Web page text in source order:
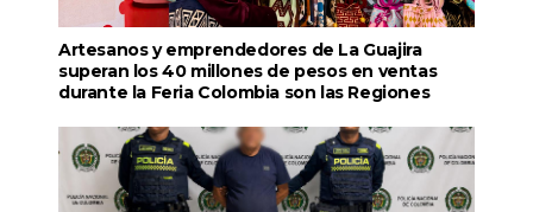
Artesanos y emprendedores de La Guajira
superan los 40 millones de pesos en ventas
durante la Feria Colombia son las Regiones